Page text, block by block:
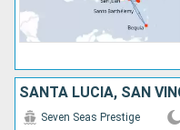
Seven Seas Prestige